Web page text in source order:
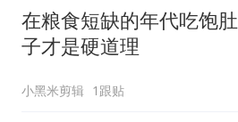
在粮食短缺的年代吃饱肚
子才是硬道理
小黑米剪辑 1跟贴